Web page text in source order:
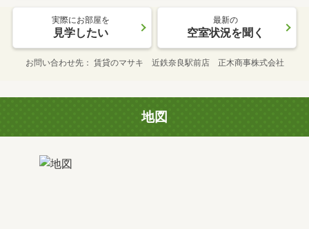
実際にお部屋を
見学したい
最新の
空室状況を聞く
お問い合わせ先 賃貸のマサキ 近鉄奈良駅前店 正木商事株式会社
地図